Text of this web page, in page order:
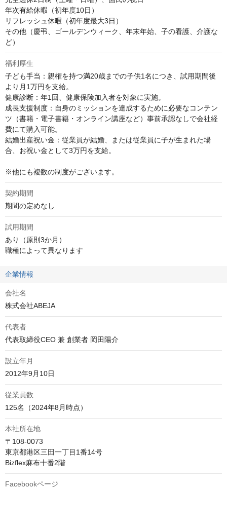
年次有給休暇（初年度10日）
リフレッシュ休暇（初年度最大3日）
その他（慶弔、ゴールデンウィーク、年末年始、子の看護、介護な
ど）
福利厚生
子ども手当：親権を持つ満20歳までの子供1名につき、試用期間後
より月1万円を支給。
健康診断：年1回、健康保険加入者を対象に実施。
成長支援制度：自身のミッションを達成するために必要なコンテン
ツ（書籍・電子書籍・オンライン講座など）事前承認なしで会社経
費にて購入可能。
結婚出産祝い金：従業員が結婚、または従業員に子が生まれた場
合、お祝い金として3万円を支給。
※他にも複数の制度がございます。
契約期間
期間の定めなし
試用期間
あり（原則3か月）
職種によって異なります
企業情報
会社名
株式会社ABEJA
代表者
代表取締役CEO 兼 創業者 岡田陽介
設立年月
2012年9月10日
従業員数
125名（2024年8月時点）
本社所在地
〒108-0073
東京都港区三田一丁目1番14号
Bizflex麻布十番2階
Facebookページ